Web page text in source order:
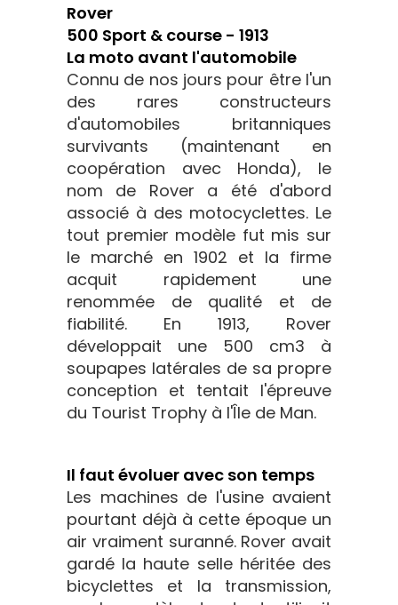
Rover
500 Sport & course - 1913
La moto avant l'automobile
Connu de nos jours pour être l'un
des rares constructeurs
d'automobiles britanniques
survivants (maintenant en
coopération avec Honda), le
nom de Rover a été d'abord
associé à des motocyclettes. Le
tout premier modèle fut mis sur
le marché en 1902 et la firme
acquit rapidement une
renommée de qualité et de
fiabilité. En 1913, Rover
développait une 500 cm3 à
soupapes latérales de sa propre
conception et tentait l'épreuve
du Tourist Trophy à l'Île de Man.
Il faut évoluer avec son temps
Les machines de l'usine avaient
pourtant déjà à cette époque un
air vraiment suranné. Rover avait
gardé la haute selle héritée des
bicyclettes et la transmission,